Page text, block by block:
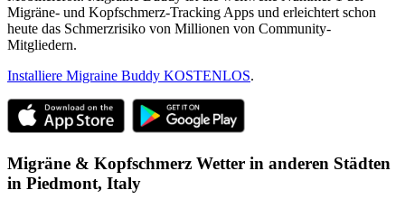
Migräne- und Kopfschmerz-Tracking Apps und erleichtert schon
heute das Schmerzrisiko von Millionen von Community-
Mitgliedern.
Installiere Migraine Buddy KOSTENLOS.
Migräne & Kopfschmerz Wetter in anderen Städten
in Piedmont, Italy